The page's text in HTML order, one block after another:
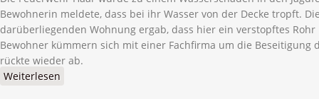
Bewohnerin meldete, dass bei ihr Wasser von der Decke tropft.
darüberliegenden Wohnung ergab, dass hier ein verstopftes
Bewohner kümmern sich mit einer Fachfirma um die Beseitigung
rückte wieder ab.
Weiterlesen